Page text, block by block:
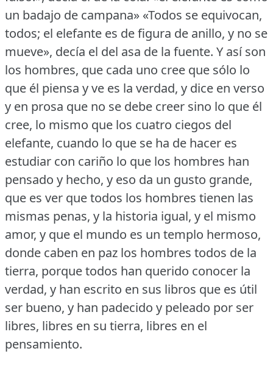
un badajo de campana» «Todos se equivocan,
todos; el elefante es de figura de anillo, y no se
mueve», decía el del asa de la fuente. Y así son
los hombres, que cada uno cree que sólo lo
que él piensa y ve es la verdad, y dice en verso
y en prosa que no se debe creer sino lo que él
cree, lo mismo que los cuatro ciegos del
elefante, cuando lo que se ha de hacer es
estudiar con cariño lo que los hombres han
pensado y hecho, y eso da un gusto grande,
que es ver que todos los hombres tienen las
mismas penas, y la historia igual, y el mismo
amor, y que el mundo es un templo hermoso,
donde caben en paz los hombres todos de la
tierra, porque todos han querido conocer la
verdad, y han escrito en sus libros que es útil
ser bueno, y han padecido y peleado por ser
libres, libres en su tierra, libres en el
pensamiento.